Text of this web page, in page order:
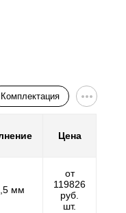
Комплектация
Цена
мм
от
119826
руб.
шт.